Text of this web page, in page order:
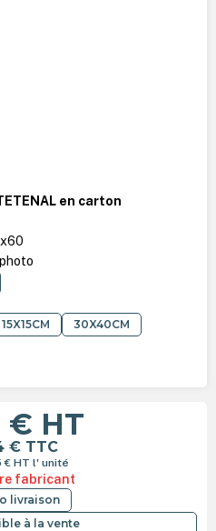
en carton
15X15CM
30X40CM
€ HT
€ TTC
€ HT l' unité
fabricant
livraison
à la vente